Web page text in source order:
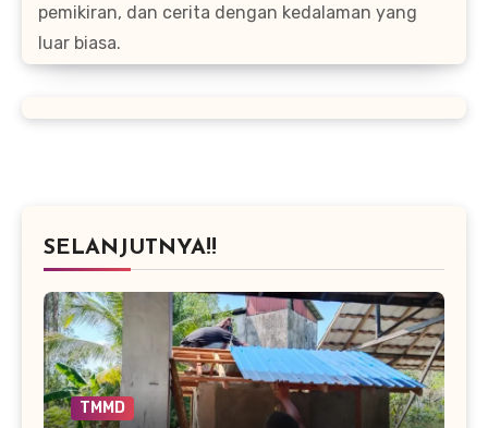
pemikiran, dan cerita dengan kedalaman yang
luar biasa.
SELANJUTNYA!!
TMMD